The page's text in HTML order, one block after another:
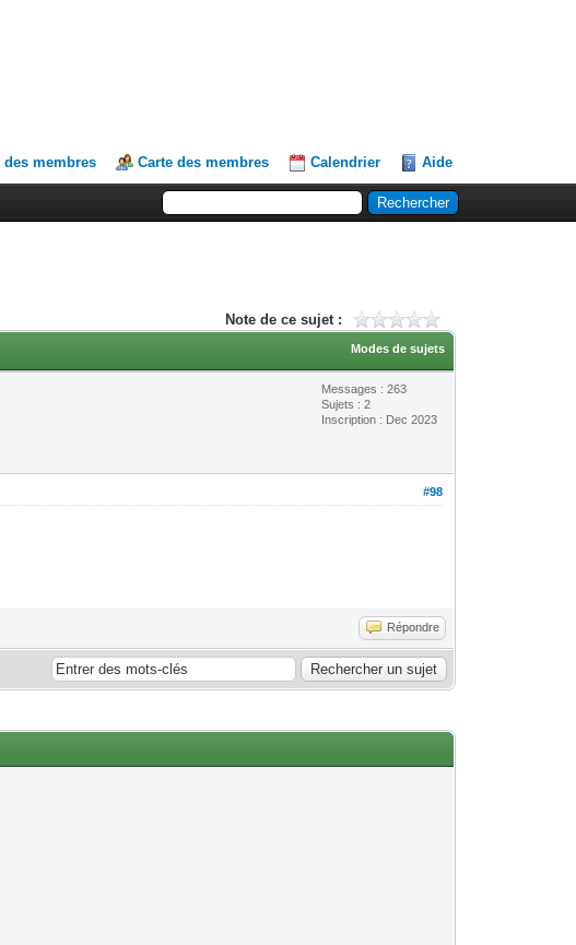
des membres Carte des membres Calendrier Aide
Note de ce sujet :
Modes de sujets
Messages : 263
Sujets : 2
Inscription : Dec 2023
#98
Répondre